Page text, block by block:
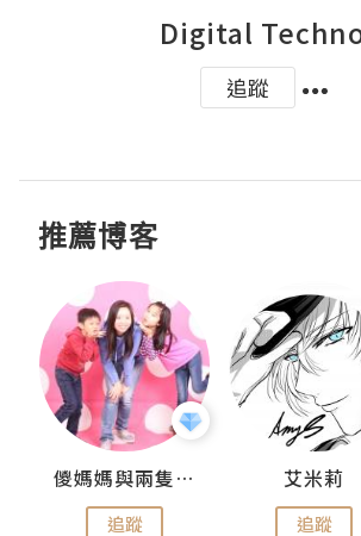
Digital
追蹤
推薦博客
儍媽媽與兩隻小魔怪之家
追蹤
艾米莉
追蹤